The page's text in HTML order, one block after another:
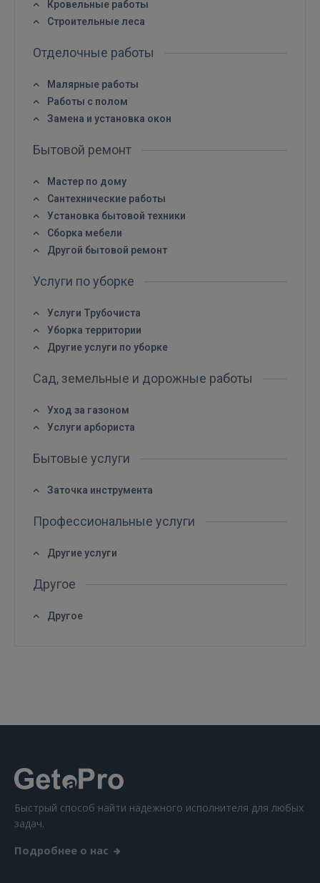
FACEBOOK
GOOGLE
Кровельные работы
Строительные леса
Отделочные работы
Малярные работы
Работы с полом
Замена и установка окон
Бытовой ремонт
Мастер по дому
Сантехнические работы
Установка бытовой техники
Сборка мебели
Другой бытовой ремонт
Услуги по уборке
Услуги Трубочиста
Уборка территории
Другие услуги по уборке
Сад, земельные и дорожные работы
Уход за газоном
Услуги арбориста
Бытовые услуги
Заточка инструмента
Профессиональные услуги
Другие услуги
Другое
Другое
Быстрый способ найти надежного исполнителя для любых
задач.
Подробнее о нас